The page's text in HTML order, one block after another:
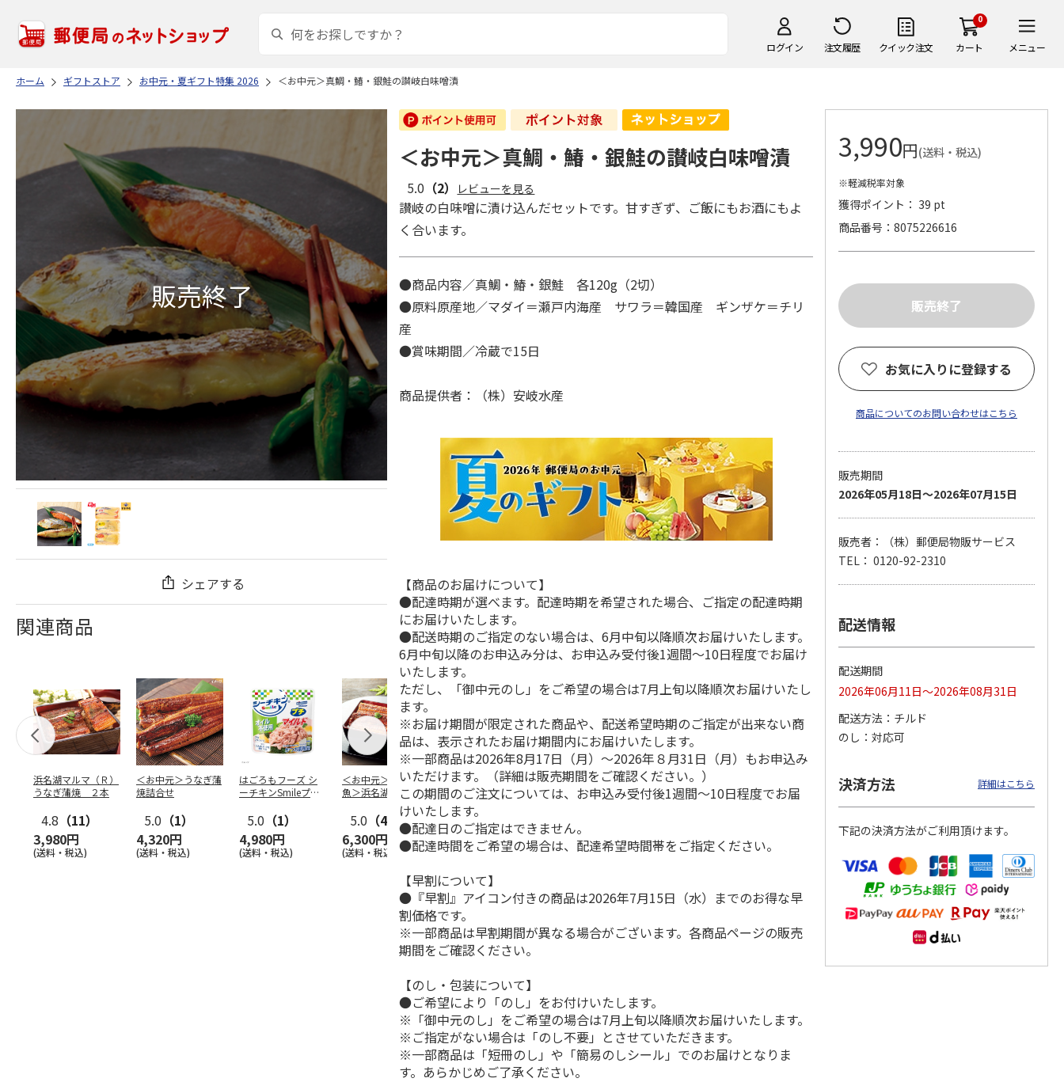
ログイン 注文履歴 クイック注文
0
カート メニュー
ホーム ギフトストア お中元・夏ギフト特集 2026 ＜お中元＞真鯛・鰆・銀鮭の讃岐白味噌漬
シェアする
関連商品
浜名湖マルマ（Ｒ）
うなぎ蒲焼 ２本
4.8 （11）
3,980円
(送料・税込)
＜お中元＞うなぎ蒲
焼詰合せ
5.0 （1）
4,320円
(送料・税込)
はごろもフーズ シ
ーチキンSmileプチ
5.0 （1）
4,980円
(送料・税込)
＜お中元＞＜大和養
魚＞浜名湖うなぎ蒲
5.0 （4）
6,300円
(送料・税込)
＜お中元＞うなぎ蒲
焼詰合せ
5,400円
(送料・税込)
＜お中元＞＜大和養
魚＞浜名湖うなぎ蒲
5.0
11,800円
(送料・税込)
＜お中元＞レンジで
簡単焼魚 ５切セッ
3,780円
(送料・税込)
呼子朝市ひもの詰合
せ
3,300円
(送料・税込)
＜お中元＞愛知三河
産 うなぎ蒲焼ギフ
ト
5,800円
＜お中元＞函館味く
らべ
2,800円
(送料・税込)
＜お中元＞真鯛・鰆・銀鮭の讃岐白味噌漬
5.0 （2） レビューを見る
讃岐の白味噌に漬け込んだセットです。甘すぎず、ご飯にもお酒にもよ
く合います。
●商品内容／真鯛・鰆・銀鮭 各120g（2切）
●原料原産地／マダイ＝瀬戸内海産 サワラ＝韓国産 ギンザケ＝チリ
産
●賞味期間／冷蔵で15日
商品提供者：（株）安岐水産
【商品のお届けについて】
●配達時期が選べます。配達時期を希望された場合、ご指定の配達時期
にお届けいたします。
●配送時期のご指定のない場合は、6月中旬以降順次お届けいたします。
6月中旬以降のお申込み分は、お申込み受付後1週間～10日程度でお届け
いたします。
ただし、「御中元のし」をご希望の場合は7月上旬以降順次お届けいたし
ます。
※お届け期間が限定された商品や、配送希望時期のご指定が出来ない商
品は、表示されたお届け期間内にお届けいたします。
※一部商品は2026年8月17日（月）～2026年８月31日（月）もお申込み
いただけます。（詳細は販売期間をご確認ください。）
この期間のご注文については、お申込み受付後1週間～10日程度でお届
けいたします。
●配達日のご指定はできません。
●配達時間をご希望の場合は、配達希望時間帯をご指定ください。
【早割について】
●『早割』アイコン付きの商品は2026年7月15日（水）までのお得な早
割価格です。
※一部商品は早割期間が異なる場合がございます。各商品ページの販売
期間をご確認ください。
【のし・包装について】
●ご希望により「のし」をお付けいたします。
※「御中元のし」をご希望の場合は7月上旬以降順次お届けいたします。
※ご指定がない場合は「のし不要」とさせていただきます。
※一部商品は「短冊のし」や「簡易のしシール」でのお届けとなりま
す。あらかじめご了承ください。
3,990円(送料・税込)
※軽減税率対象
獲得ポイント： 39 pt
商品番号
8075226616
お気に入りに登録する
商品についてのお問い合わせはこちら
販売期間
2026年05月18日～2026年07月15日
販売者：（株）郵便局物販サービス
TEL： 0120-92-2310
配送情報
配送期間
2026年06月11日～2026年08月31日
配送方法
チルド
のし
対応可
決済方法 詳細はこちら
下記の決済方法がご利用頂けます。